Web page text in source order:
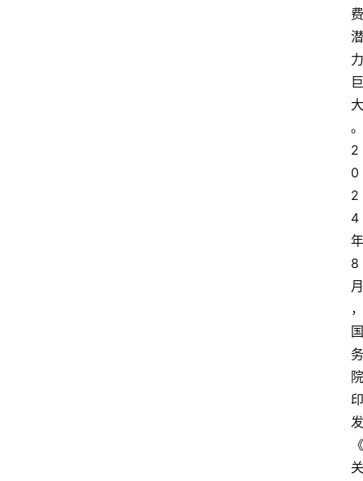
费
潜
力
巨
大
。
2
0
2
4
年
8
月
，
国
务
院
印
发
《
关